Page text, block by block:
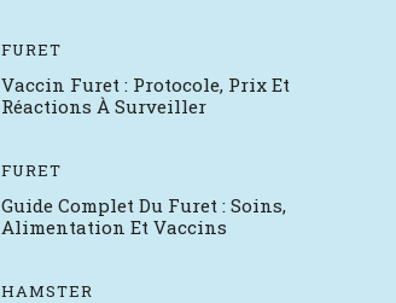
FURET
Vaccin Furet : Protocole, Prix Et
Réactions À Surveiller
FURET
Guide Complet Du Furet : Soins,
Alimentation Et Vaccins
HAMSTER